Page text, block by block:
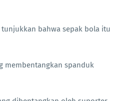
bahwa sepak bola itu
membentangkan spanduk